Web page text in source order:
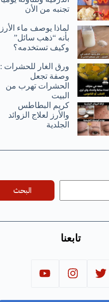
تجنبه من الأن
لماذا يوصف ماء الأرز
بأنه “ذهب سائل”
وكيف تستخدمه؟
ورق الغار للحشرات :
وصفة تجعل
الحشرات تهرب من
البيت
كريم البطاطس
والأرز لعلاج الزوائد
الجلدية
البحث
تابعنا